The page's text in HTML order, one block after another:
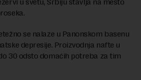
se nalaze u Panonskom basenu
depresije. Proizvodnja nafte u
30 odsto domaćih potreba za tim